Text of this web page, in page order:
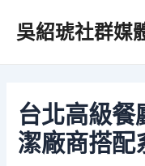
吳紹琥社群媒
台北高級餐
潔廠商搭配